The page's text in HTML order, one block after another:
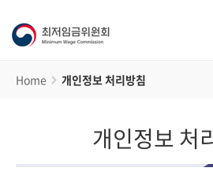
Home 개인정보 처리방침
개인정보 처